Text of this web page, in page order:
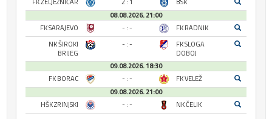
08.08.2026. 21:00
FK SARAJEVO
- : -
FK RADNIK
NK ŠIROKI
BRIJEG
- : -
FK SLOGA
DOBOJ
09.08.2026. 18:30
FK BORAC
- : -
FK VELEŽ
09.08.2026. 21:00
HŠK ZRINJSKI
- : - NK ČELIK